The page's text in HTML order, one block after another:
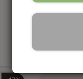
Plakater og ophæng
Spil